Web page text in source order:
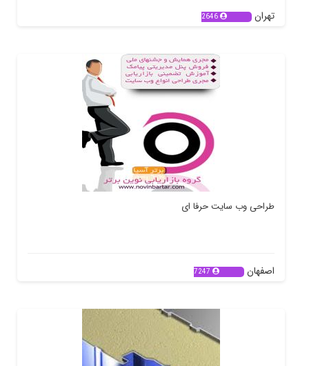
تهران 2646
طراحی وب سایت حرفا ای
اصفهان 7247